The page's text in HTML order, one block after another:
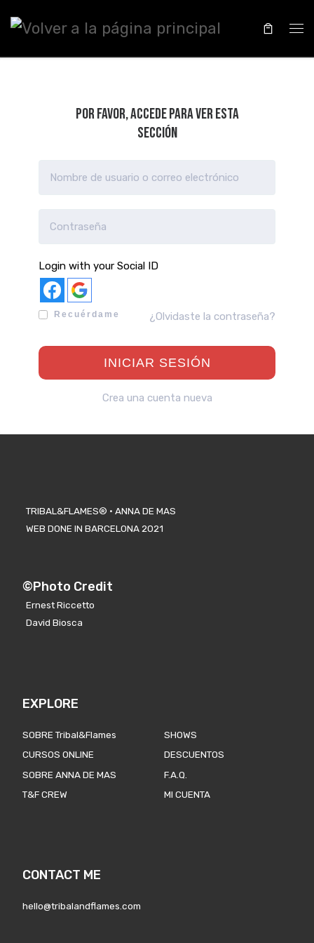
Saltar al contenido
Por favor, accede para ver esta
sección
Login with your Social ID
Recuérdame ¿Olvidaste la contraseña?
Crea una cuenta nueva
TRIBAL&FLAMES® · ANNA DE MAS
WEB DONE IN BARCELONA 2021
©Photo Credit
Ernest Riccetto
David Biosca
EXPLORE
SOBRE Tribal&Flames
CURSOS ONLINE
SOBRE ANNA DE MAS
T&F CREW
SHOWS
DESCUENTOS
F.A.Q.
MI CUENTA
CONTACT ME
hello@tribalandflames.com